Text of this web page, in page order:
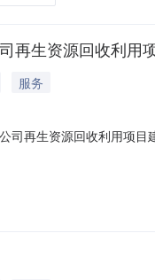
再生资源回收利用
服务
司再生资源回收利用项
)4.6拟投入生产运营日期